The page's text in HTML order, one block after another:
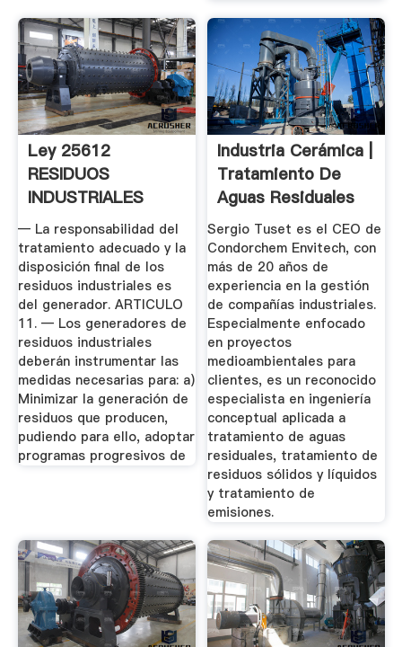
Ley 25612
RESIDUOS
INDUSTRIALES
— La responsabilidad del
tratamiento adecuado y la
disposición final de los
residuos industriales es
del generador. ARTICULO
11. — Los generadores de
residuos industriales
deberán instrumentar las
medidas necesarias para: a)
Minimizar la generación de
residuos que producen,
pudiendo para ello, adoptar
programas progresivos de
Industria Cerámica |
Tratamiento De
Aguas Residuales
Sergio Tuset es el CEO de
Condorchem Envitech, con
más de 20 años de
experiencia en la gestión
de compañías industriales.
Especialmente enfocado
en proyectos
medioambientales para
clientes, es un reconocido
especialista en ingeniería
conceptual aplicada a
tratamiento de aguas
residuales, tratamiento de
residuos sólidos y líquidos
y tratamiento de
emisiones.